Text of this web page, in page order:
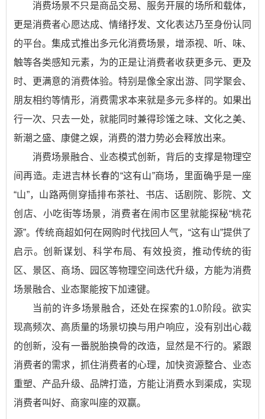
消费场景不只是商品交易、服务开展的场所和载体，
更是消费者心愿达成、情绪抒发、文化表达乃至身份认同
的平台。集成式推出多元化消费场景，增添视、听、味、
触等各类感知元素，为的正是让消费者收获更多元、更及
时、更满意的消费体验。特别是像全家出游、同学聚会、
朋友相约等情形，消费需求本来就是多元多样的。如果出
行一次、只去一处，就能同时兼得珍馐之味、文化之美、
新潮之盛、康健之娱，消费的潜力势必会释放出来。
消费场景融合、业态模式创新，背后的支撑是物理空
间再造。走进吉林长春的“这有山”商场，里面确乎是一座
“山”，山路两侧穿插排布茶社、书店、话剧院、影院、文
创店、小吃街等场景，消费者在闹市区里就能探秘“桃花
源”。传统商超如何在网购时代找回人气，“这有山”提供了
启示。创新谋划、科学布局、有效投资，推动传统的街
区、景区、商场、园区等物理空间迭代升级，方能为消费
场景融合、业态聚能按下加速键。
当前的许多场景融合，还处在探索的1.0阶段。欲实
现高频次、高质量的场景切换与用户响应，没有别出心裁
的创新，没有一番脱胎换骨的改造，显然是不行的。紧跟
消费者的需求，抓住消费者的心理，加快资源整合、业态
重塑、产品升级、品牌打造，方能让消费水到渠成，实现
消费者叫好、商家叫座的双赢。